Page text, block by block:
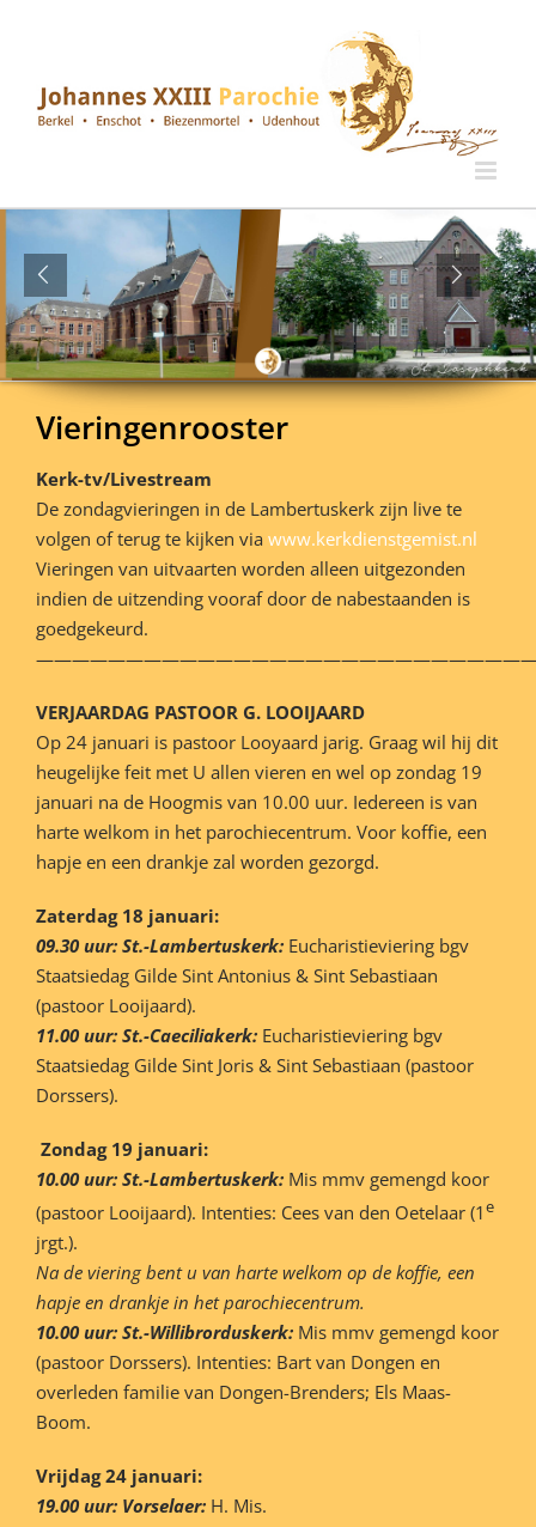
Vieringenrooster
Kerk-tv/Livestream
De zondagvieringen in de Lambertuskerk zijn live te
volgen of terug te kijken via www.kerkdienstgemist.nl
Vieringen van uitvaarten worden alleen uitgezonden
indien de uitzending vooraf door de nabestaanden is
goedgekeurd.
VERJAARDAG PASTOOR G. LOOIJAARD
Op 24 januari is pastoor Looyaard jarig. Graag wil hij dit
heugelijke feit met U allen vieren en wel op zondag 19
januari na de Hoogmis van 10.00 uur. Iedereen is van
harte welkom in het parochiecentrum. Voor koffie, een
hapje en een drankje zal worden gezorgd.
Zaterdag 18 januari:
09.30 uur: St.-Lambertuskerk: Eucharistieviering bgv
Staatsiedag Gilde Sint Antonius & Sint Sebastiaan
(pastoor Looijaard).
11.00 uur: St.-Caeciliakerk: Eucharistieviering bgv
Staatsiedag Gilde Sint Joris & Sint Sebastiaan (pastoor
Dorssers).
Zondag 19 januari:
10.00 uur: St.-Lambertuskerk: Mis mmv gemengd koor
(pastoor Looijaard). Intenties: Cees van den Oetelaar (1e
jrgt.).
Na de viering bent u van harte welkom op de koffie, een
hapje en drankje in het parochiecentrum.
10.00 uur: St.-Willibrorduskerk: Mis mmv gemengd koor
(pastoor Dorssers). Intenties: Bart van Dongen en
overleden familie van Dongen-Brenders; Els Maas-
Boom.
Vrijdag 24 januari:
19.00 uur: Vorselaer: H. Mis.